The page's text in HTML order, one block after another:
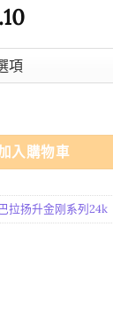
價
圍：
$1,028.10
數量
入購物車
拉扬升金刚系列24k